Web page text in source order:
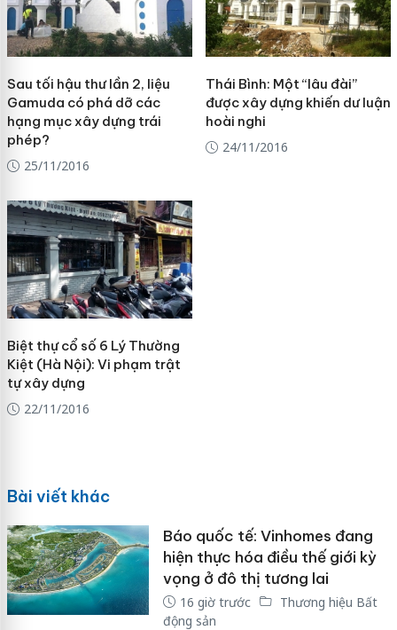
Sau tối hậu thư lần 2, liệu
Gamuda có phá dỡ các
hạng mục xây dựng trái
phép?
25/11/2016
Thái Bình: Một “lâu đài”
được xây dựng khiến dư luận
hoài nghi
24/11/2016
Biệt thự cổ số 6 Lý Thường
Kiệt (Hà Nội): Vi phạm trật
tự xây dựng
22/11/2016
Bài viết khác
Báo quốc tế: Vinhomes đang
hiện thực hóa điều thế giới kỳ
vọng ở đô thị tương lai
16 giờ trước
Thương hiệu Bất
động sản